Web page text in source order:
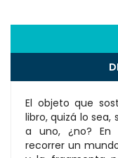
El objeto que
libro, quizá lo sea,
a uno, ¿no? En
recorrer un